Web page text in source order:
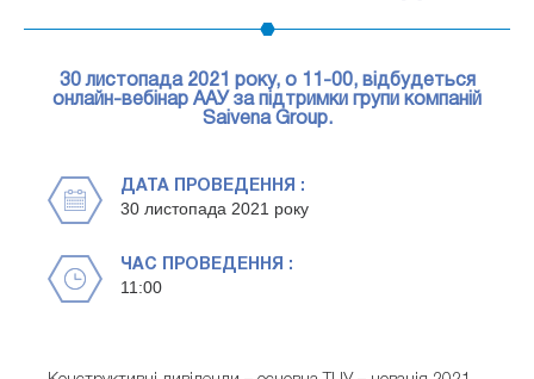
30 листопада 2021 року, о 11-00, відбудеться
онлайн-вебінар ААУ за підтримки групи компаній
Saivena Group.
ДАТА ПРОВЕДЕННЯ :
30 листопада 2021 року
ЧАС ПРОВЕДЕННЯ :
11:00